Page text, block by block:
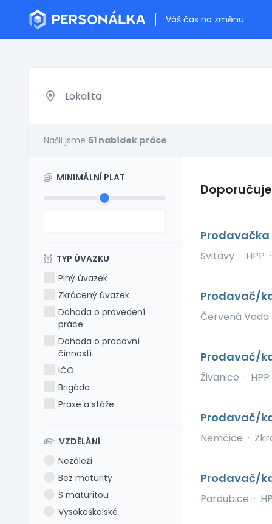
Váš čas na změnu
Našli jsme 51 nabídek práce
MINIMÁLNÍ PLAT
TYP ÚVAZKU
Plný úvazek
Zkrácený úvazek
Dohoda o provedení
práce
Dohoda o pracovní
činnosti
IČO
Brigáda
Praxe a stáže
VZDĚLÁNÍ
Nezáleží
Bez maturity
S maturitou
Vysokoškolské
Prodavačka
Svitavy · HPP ·
Prodavač/
Červená Voda
Prodavač/
Živanice · HPP
Prodavač/
Němčice ·
Prodavač/
Pardubice ·